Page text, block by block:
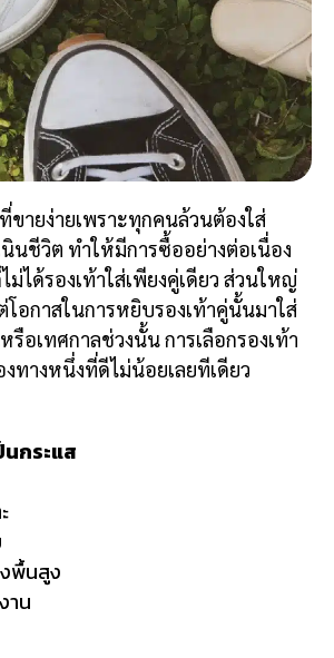
ขายง่ายเพราะทุกคนล้วนต้องใส่
นินชีวิต ทำให้มีการซื้ออย่างต่อเนื่อง
ได้รองเท้าใส่เพียงคู่เดียว ส่วนใหญ่
อกาสในการหยิบรองเท้าคู่นั้นมาใส่
รือเทศกาลช่วงนั้น การเลือกรองเท้า
ทางหนึ่งที่ดีไม่น้อยเลยทีเดียว
นกระแส
พื้นสูง
าน